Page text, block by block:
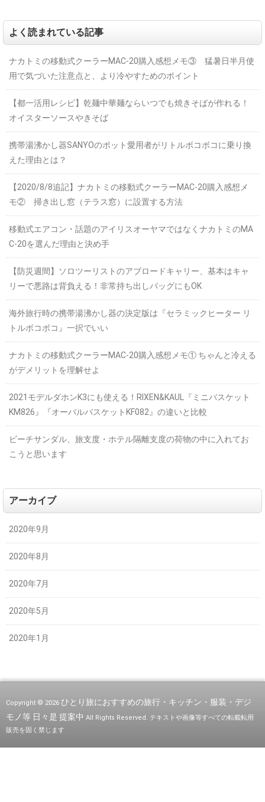
よく読まれている記事
ナカトミの移動式クーラーMAC-20購入感想メモ③ 猛暑日半月使
用で気づいた注意点と、より冷やすためのポイント
【都一活用レシピ】乾麺中華麺ならいつでも焼きそばが作れる！
オイスターソースやきそば
携帯湯沸かし器SANYOのポット愛用者がリトルボコボコに乗り換
えた理由とは？
【2020/8/8追記】ナカトミの移動式クーラーMAC-20購入感想メ
モ② 掃き出し窓（テラス窓）に設置する方法
移動式エアコン・話題のアイリスオーヤマではなくナカトミのMA
C-20を選んだ理由と決め手
【防災週間】ソロツーリストのアブロードキャリー、基本はキャ
リーで悪路は背負える！非常持ち出しバッグにもOK
海外旅行時の携帯湯沸かし器の決定版は『セラミックヒーター リ
トルボコボコ』一択でいい
ナカトミの移動式クーラーMAC-20購入感想メモ① ちゃんと冷える
がデメリットを理解せよ
2021モデルダホンK3にも使える！RIXEN&KAUL『ミニバスケット
KM826』『オーバルバスケットKF082』の違いと比較
ビーチサンダル、旅支度・ホテル隔離支度の荷物の中に入れてお
こうと思います
アーカイブ
2020年9月
2020年8月
2020年7月
2020年5月
2020年1月
Copyright © 2026 ひとり旅におすすめの旅行・キッチン・服装・デジ
モノ等 日々是 提案中 All Rights Reserved. テキストや画像等すべての転載転用
販売を固く禁じます